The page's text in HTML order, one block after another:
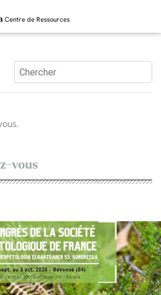
Centre de Ressources
vous